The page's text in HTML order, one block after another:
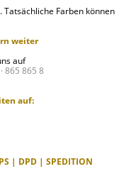
Farben können
weiter
auf
865 865 8
auf:
| DPD | SPEDITION